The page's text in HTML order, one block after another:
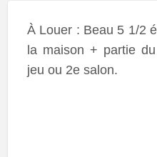
À Louer : Beau 5 1/2
la maison + partie
jeu ou 2e salon.